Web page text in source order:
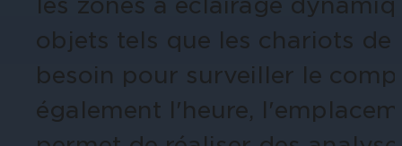
solution vidéo intelligente.
objets tels que les chariots
besoin pour surveiller le
également l'heure,